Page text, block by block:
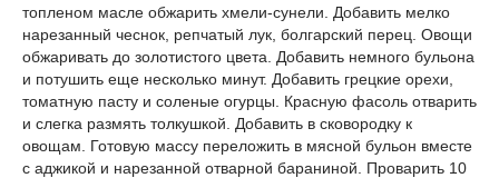
топленом масле обжарить хмели-сунели. Добавить мелко
нарезанный чеснок, репчатый лук, болгарский перец. Овощи
обжаривать до золотистого цвета. Добавить немного бульона
и потушить еще несколько минут. Добавить грецкие орехи,
томатную пасту и соленые огурцы. Красную фасоль отварить
и слегка размять толкушкой. Добавить в сковородку к
овощам. Готовую массу переложить в мясной бульон вместе
с аджикой и нарезанной отварной бараниной. Проварить 10